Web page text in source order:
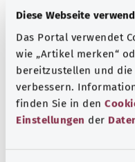
Diese Webseite
Das Portal verwendet
wie „Artikel merken“
bereitzustellen und die
verbessern.
finden Sie in den
Einstellungen der
Mehr erfahren